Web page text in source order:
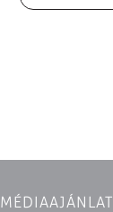
MÉDIAAJÁNLAT